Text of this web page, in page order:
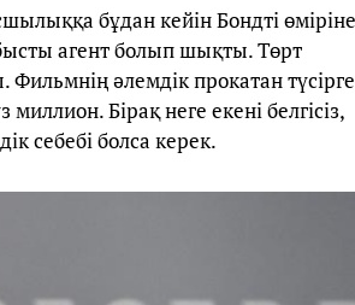
бұдан кейін Бондті
агент болып шықты. Төрт
әлемдік прокатан
Бірақ неге екені белгісіз,
себебі болса керек.